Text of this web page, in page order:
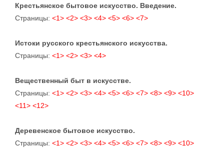
Крестьянское бытовое искусство. Введение.
Страницы: <1> <2> <3> <4> <5> <6> <7>
Истоки русского крестьянского искусства.
Страницы: <1> <2> <3> <4>
Вещественный быт в искусстве.
Страницы: <1> <2> <3> <4> <5> <6> <7> <8> <9> <10>
<11> <12>
Деревенское бытовое искусство.
Страницы: <1> <2> <3> <4> <5> <6> <7> <8> <9> <10>